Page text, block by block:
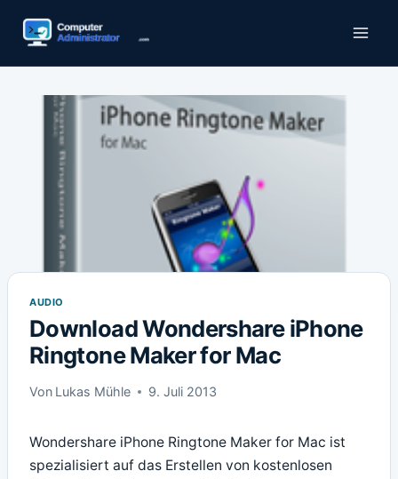
Inhalt
AUDIO
Download Wondershare iPhone
Ringtone Maker for Mac
Von Lukas Mühle 9. Juli 2013
Wondershare iPhone Ringtone Maker for Mac ist
spezialisiert auf das Erstellen von kostenlosen